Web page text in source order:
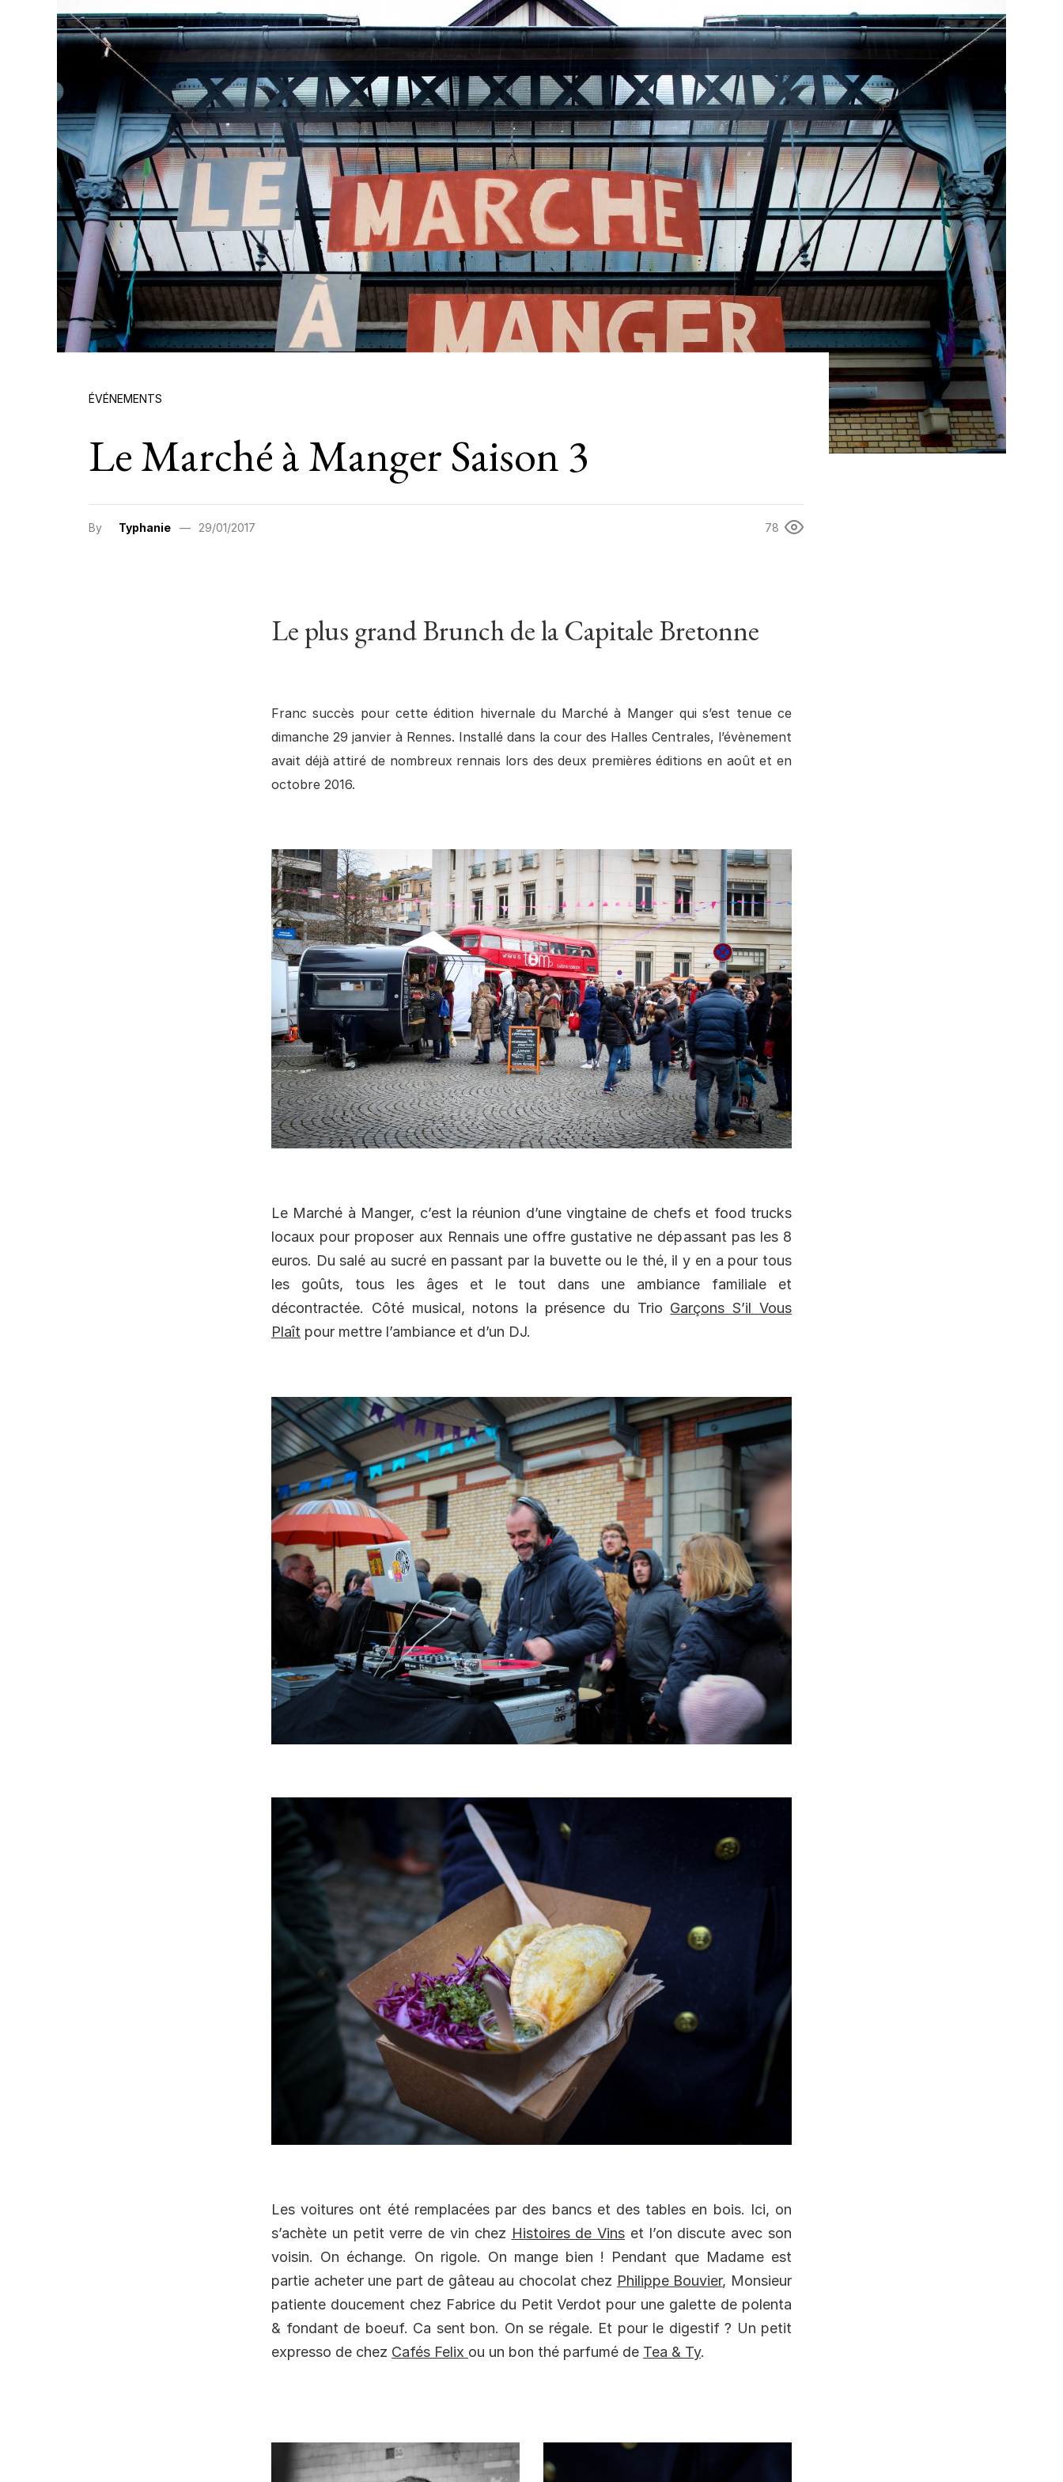
ÉVÉNEMENTS
Le Marché à Manger Saison 3
By Typhanie 29/01/2017 78
Le plus grand Brunch de la Capitale Bretonne
Franc succès pour cette édition hivernale du Marché à Manger qui s’est tenue ce
dimanche 29 janvier à Rennes. Installé dans la cour des Halles Centrales, l’évènement
avait déjà attiré de nombreux rennais lors des deux premières éditions en août et en
octobre 2016.
Le Marché à Manger, c’est la réunion d’une vingtaine de chefs et food trucks
locaux pour proposer aux Rennais une offre gustative ne dépassant pas les 8
euros. Du salé au sucré en passant par la buvette ou le thé, il y en a pour tous
les goûts, tous les âges et le tout dans une ambiance familiale et
décontractée. Côté musical, notons la présence du Trio Garçons S’il Vous
Plaît pour mettre l’ambiance et d’un DJ.
Les voitures ont été remplacées par des bancs et des tables en bois. Ici, on
s’achète un petit verre de vin chez Histoires de Vins et l’on discute avec son
voisin. On échange. On rigole. On mange bien ! Pendant que Madame est
partie acheter une part de gâteau au chocolat chez Philippe Bouvier, Monsieur
patiente doucement chez Fabrice du Petit Verdot pour une galette de polenta
& fondant de boeuf. Ca sent bon. On se régale. Et pour le digestif ? Un petit
expresso de chez Cafés Felix ou un bon thé parfumé de Tea & Ty.